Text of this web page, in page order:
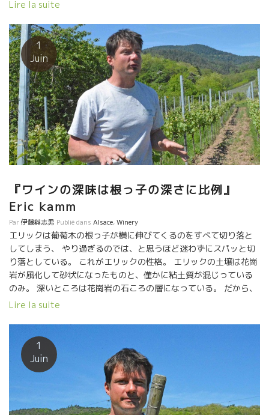
ようなってきた。 時代の進化を感じる。 エリックは自生酵母のみ
で、SO2を添加しない造りに４年前から挑戦している。 最初は慎
重にやっていた。 自然な造りのワインの美味しさに自分自身が驚
いている。 畑に精魂を傾けていたお蔭でポテンシャルのある葡萄
が収穫できるようになった。 健全な葡萄には、健全な自然酵母が
着いており、他のものを混入する必要は全くない。 果汁にエネル
ギーがあるのでSO2の添加もしなくても大丈夫。 もうエリックは
確信を持って、この自然な造りに取り組んでいる。 区画別に醸造
できるように、小さなステンレスの発酵槽が多い。 古樽を使った
発酵、熟成も行っている。
Lire la suite
1
Juin
『ワインの深味は根っ子の深さに比例』
Eric kamm
Par伊藤與志男 Publié dans Alsace,Winery
エリックは葡萄木の根っ子が横に伸びてくるのをすべて切り落と
してしまう、 やり過ぎるのでは、と思うほど迷わずにスパッと切
り落としている。 これがエリックの性格。 エリックの土壌は花崗
岩が風化して砂状になったものと、僅かに粘土質が混じっている
のみ。 深いところは花崗岩の石ころの層になっている。 だから、
水捌けが大変よく、根っ子が深く伸びやすい。 エリックにとって
色んな種類の草が生えるようになった。 草の中には空気中のチッ
ソを取り入れて土壌に還元してくれる役割を担ってくれるものが
ある。。 草を生やす列を一年ごとに変化させている。
Lire la suite
1
Juin